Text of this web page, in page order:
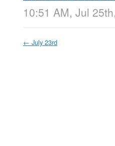
10:51 AM, Jul
← July 23rd